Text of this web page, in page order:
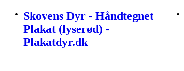
Skovens Dyr - Håndtegnet
Plakat (lyserød) -
Plakatdyr.dk